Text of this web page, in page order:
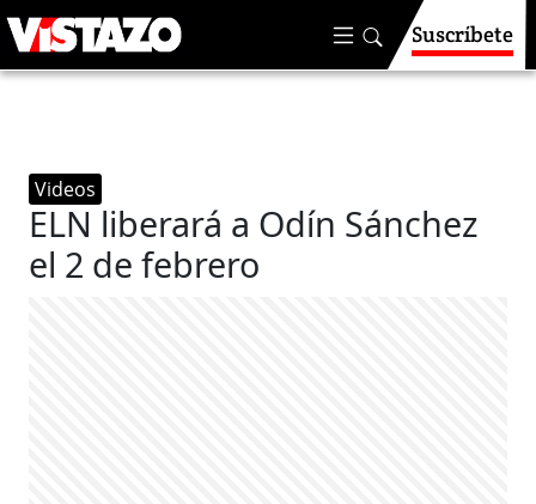
Suscríbete
Videos
ELN liberará a Odín Sánchez
el 2 de febrero